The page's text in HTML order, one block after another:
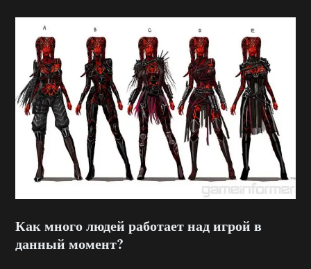
Как много людей работает над игрой в
данный момент?